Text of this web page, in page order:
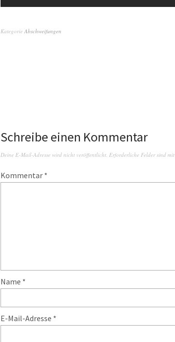
Kategorie Abschweifungen
Schreibe einen Kommentar
Deine E-Mail-Adresse wird nicht veröffentlicht. Erforderliche Felder sind mit
Kommentar *
Name *
E-Mail-Adresse *